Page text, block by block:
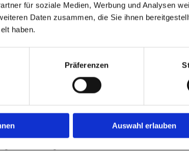
für soziale Medien, Werbung und Analysen
Daten zusammen, die Sie ihnen
haben.
Präferenzen
Auswahl erlauben
Dienstleistungen für
oder umfangreichere